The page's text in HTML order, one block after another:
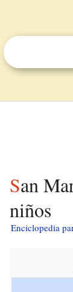
San Martín de Trevejo para
niños
Enciclopedia